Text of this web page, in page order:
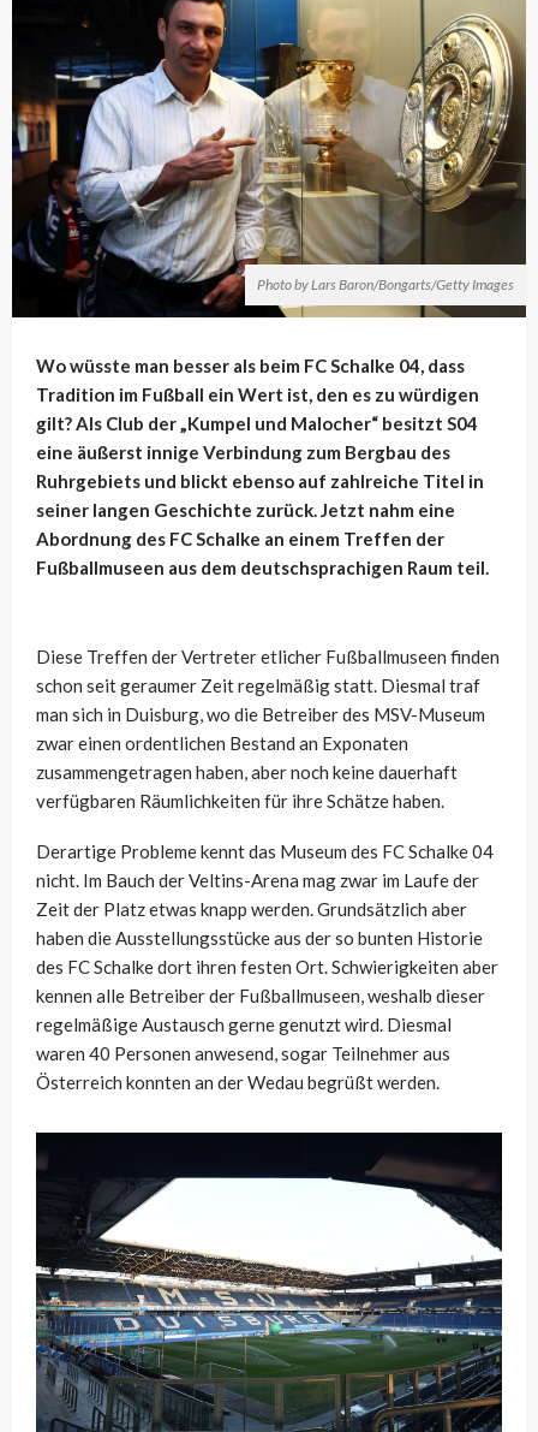
Photo by Lars Baron/Bongarts/Getty Images
Wo wüsste man besser als beim FC Schalke 04, dass
Tradition im Fußball ein Wert ist, den es zu würdigen
gilt? Als Club der „Kumpel und Malocher“ besitzt S04
eine äußerst innige Verbindung zum Bergbau des
Ruhrgebiets und blickt ebenso auf zahlreiche Titel in
seiner langen Geschichte zurück. Jetzt nahm eine
Abordnung des FC Schalke an einem Treffen der
Fußballmuseen aus dem deutschsprachigen Raum teil.
Diese Treffen der Vertreter etlicher Fußballmuseen finden
schon seit geraumer Zeit regelmäßig statt. Diesmal traf
man sich in Duisburg, wo die Betreiber des MSV-Museum
zwar einen ordentlichen Bestand an Exponaten
zusammengetragen haben, aber noch keine dauerhaft
verfügbaren Räumlichkeiten für ihre Schätze haben.
Derartige Probleme kennt das Museum des FC Schalke 04
nicht. Im Bauch der Veltins-Arena mag zwar im Laufe der
Zeit der Platz etwas knapp werden. Grundsätzlich aber
haben die Ausstellungsstücke aus der so bunten Historie
des FC Schalke dort ihren festen Ort. Schwierigkeiten aber
kennen alle Betreiber der Fußballmuseen, weshalb dieser
regelmäßige Austausch gerne genutzt wird. Diesmal
waren 40 Personen anwesend, sogar Teilnehmer aus
Österreich konnten an der Wedau begrüßt werden.